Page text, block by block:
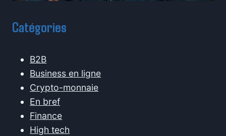
Catégories
B2B
Business en ligne
Crypto-monnaie
En bref
Finance
High tech